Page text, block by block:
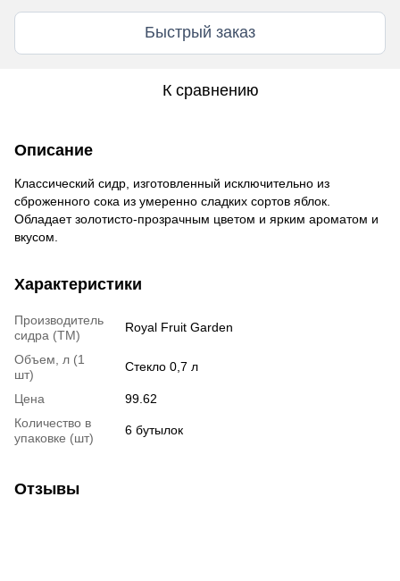
Быстрый заказ
К сравнению
Описание
Классический сидр, изготовленный исключительно из
сброженного сока из умеренно сладких сортов яблок.
Обладает золотисто-прозрачным цветом и ярким ароматом и
вкусом.
Характеристики
Производитель
сидра (ТМ)
Royal Fruit Garden
Объем, л (1
шт)
Стекло 0,7 л
Цена
99.62
Количество в
упаковке (шт)
6 бутылок
Отзывы